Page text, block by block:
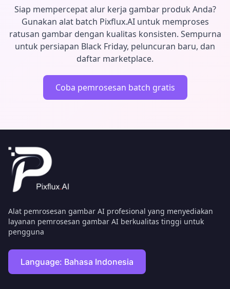
Siap mempercepat alur kerja gambar produk Anda?
Gunakan alat batch Pixflux.AI untuk memproses
ratusan gambar dengan kualitas konsisten. Sempurna
untuk persiapan Black Friday, peluncuran baru, dan
daftar marketplace.
Coba pemrosesan batch gratis
Alat pemrosesan gambar AI profesional yang menyediakan
layanan pemrosesan gambar AI berkualitas tinggi untuk
pengguna
Language: Bahasa Indonesia